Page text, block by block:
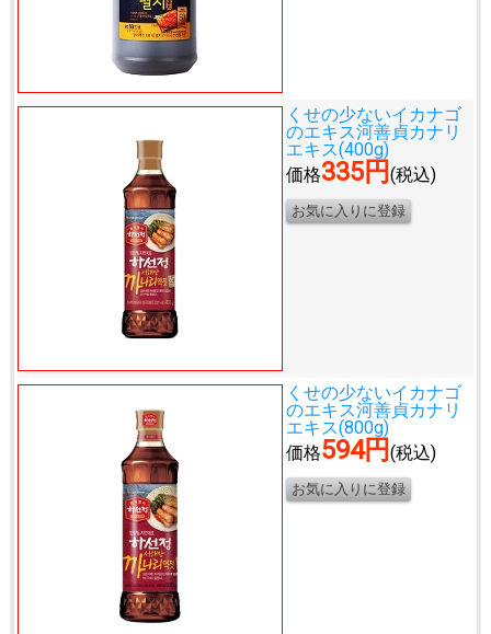
くせの少ないイカナゴ
のエキス河善貞カナリ
エキス(400g)
価格335円 (税込)
くせの少ないイカナゴ
のエキス河善貞カナリ
エキス(800g)
価格594円 (税込)